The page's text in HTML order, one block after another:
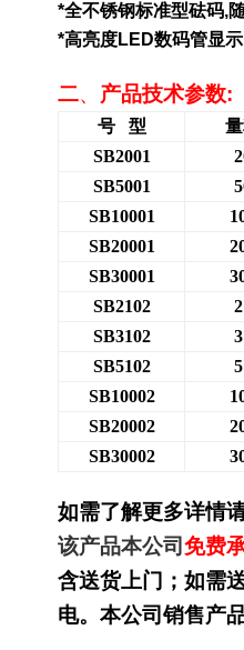
*全不锈钢标准型砝码,
*高亮度LED数码管显示
二、 产品技术参数:
号 型
SB2001
SB5001
SB10001
SB20001
SB30001
SB2102
SB3102
SB5102
SB10002
SB20002
SB30002
如需了解更多详情
该产品本公司免费
含送货上门；如需
电。本公司销售产